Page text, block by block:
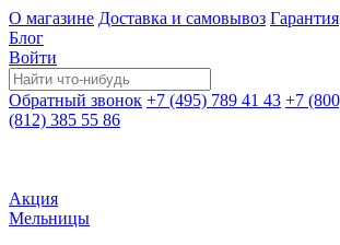
О магазине Доставка и самовывоз Гарантия
Блог
Войти
Обратный звонок +7 (495) 789 41 43 +7
(812) 385 55 86
Акция
Мельницы